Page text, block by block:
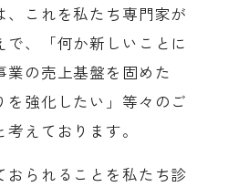
これを私たち専門家が
で、「何か新しいことに
業の売上基盤を固めた
を強化したい」等々のご
えております。
おられることを私たち診